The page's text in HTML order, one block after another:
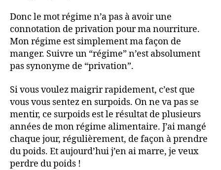
Donc le mot régime n’a pas à avoir une
connotation de privation pour ma nourriture.
Mon régime est simplement ma façon de
manger. Suivre un “régime” n’est absolument
pas synonyme de “privation”.
Si vous voulez maigrir rapidement, c’est que
vous vous sentez en surpoids. On ne va pas se
mentir, ce surpoids est le résultat de plusieurs
années de mon régime alimentaire. J’ai mangé
chaque jour, régulièrement, de façon à prendre
du poids. Et aujourd’hui j’en ai marre, je veux
perdre du poids !